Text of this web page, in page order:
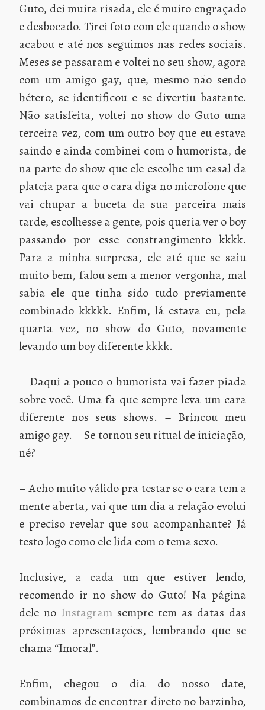
Guto, dei muita risada, ele é muito engraçado
e desbocado. Tirei foto com ele quando o show
acabou e até nos seguimos nas redes sociais.
Meses se passaram e voltei no seu show, agora
com um amigo gay, que, mesmo não sendo
hétero, se identificou e se divertiu bastante.
Não satisfeita, voltei no show do Guto uma
terceira vez, com um outro boy que eu estava
saindo e ainda combinei com o humorista, de
na parte do show que ele escolhe um casal da
plateia para que o cara diga no microfone que
vai chupar a buceta da sua parceira mais
tarde, escolhesse a gente, pois queria ver o boy
passando por esse constrangimento kkkk.
Para a minha surpresa, ele até que se saiu
muito bem, falou sem a menor vergonha, mal
sabia ele que tinha sido tudo previamente
combinado kkkkk. Enfim, lá estava eu, pela
quarta vez, no show do Guto, novamente
levando um boy diferente kkkk.
– Daqui a pouco o humorista vai fazer piada
sobre você. Uma fã que sempre leva um cara
diferente nos seus shows. – Brincou meu
amigo gay. – Se tornou seu ritual de iniciação,
né?
– Acho muito válido pra testar se o cara tem a
mente aberta, vai que um dia a relação evolui
e preciso revelar que sou acompanhante? Já
testo logo como ele lida com o tema sexo.
Inclusive, a cada um que estiver lendo,
recomendo ir no show do Guto! Na página
dele no Instagram sempre tem as datas das
próximas apresentações, lembrando que se
chama “Imoral”.
Enfim, chegou o dia do nosso date,
combinamos de encontrar direto no barzinho,